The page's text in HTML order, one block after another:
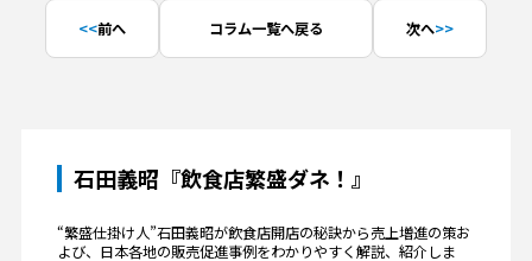
前へ コラム一覧へ戻る 次へ
石田義昭『飲食店繁盛ダネ！』
“繁盛仕掛け人”石田義昭が飲食店開店の秘訣から売上増進の策お
よび、日本各地の販売促進事例をわかりやすく解説、紹介しま